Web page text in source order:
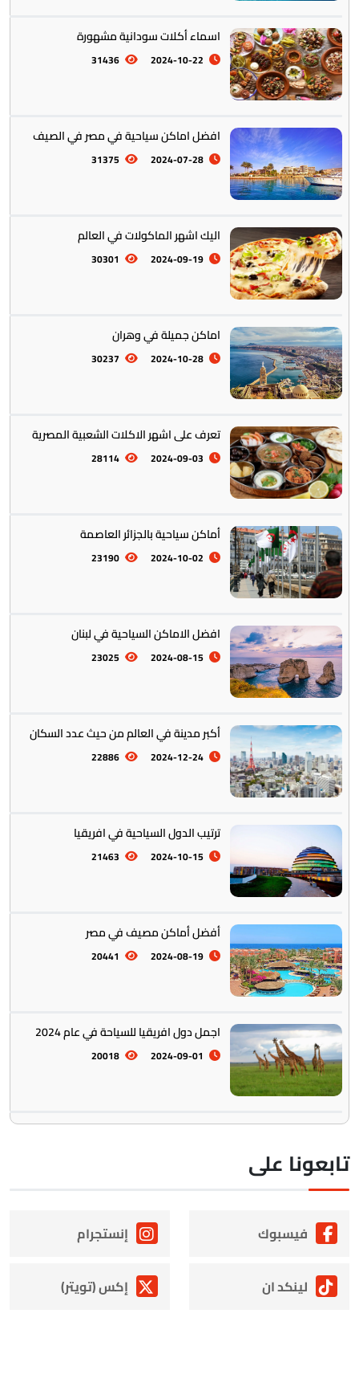
أستراليا || أوقيانوسيا
التراث والتقاليد
المأكولات العالمية
تخطيط الرحلات والتنقل
اسماء أكلات سودانية مشهورة
2024-10-22
31436
افضل اماكن سياحية في مصر في الصيف
2024-07-28
31375
اليك اشهر الماكولات في العالم
2024-09-19
30301
اماكن جميلة في وهران
2024-10-28
30237
تعرف على اشهر الاكلات الشعبية المصرية
2024-09-03
28114
أماكن سياحية بالجزائر العاصمة
2024-10-02
23190
افضل الاماكن السياحية في لبنان
2024-08-15
23025
أكبر مدينة في العالم من حيث عدد السكان
2024-12-24
22886
ترتيب الدول السياحية في افريقيا
2024-10-15
21463
أفضل أماكن مصيف في مصر
2024-08-19
20441
اجمل دول افريقيا للسياحة في عام 2024
2024-09-01
20018
على
فيسبوك إنستجرام
لينكد ان إكس (تويتر)